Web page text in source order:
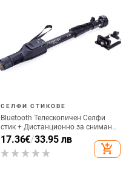
СЕЛФИ СТИКОВЕ
Bluetooth Телескопичен Селфи
стик + Дистанционно за снимане,
съвместим с Android и IOS - Черен
17.36€/33.95 лв
add_shopping_cart